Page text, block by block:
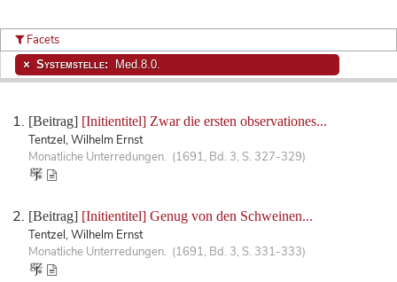
[Beitrag] [Initientitel] Zwar die ersten observationes...
Tentzel, Wilhelm Ernst
Monatliche Unterredungen. (1691, Bd. 3, S. 327-329)
[Beitrag] [Initientitel] Genug von den Schweinen...
Tentzel, Wilhelm Ernst
Monatliche Unterredungen. (1691, Bd. 3, S. 331-333)
Facets
Systemstelle: Med.8.0.